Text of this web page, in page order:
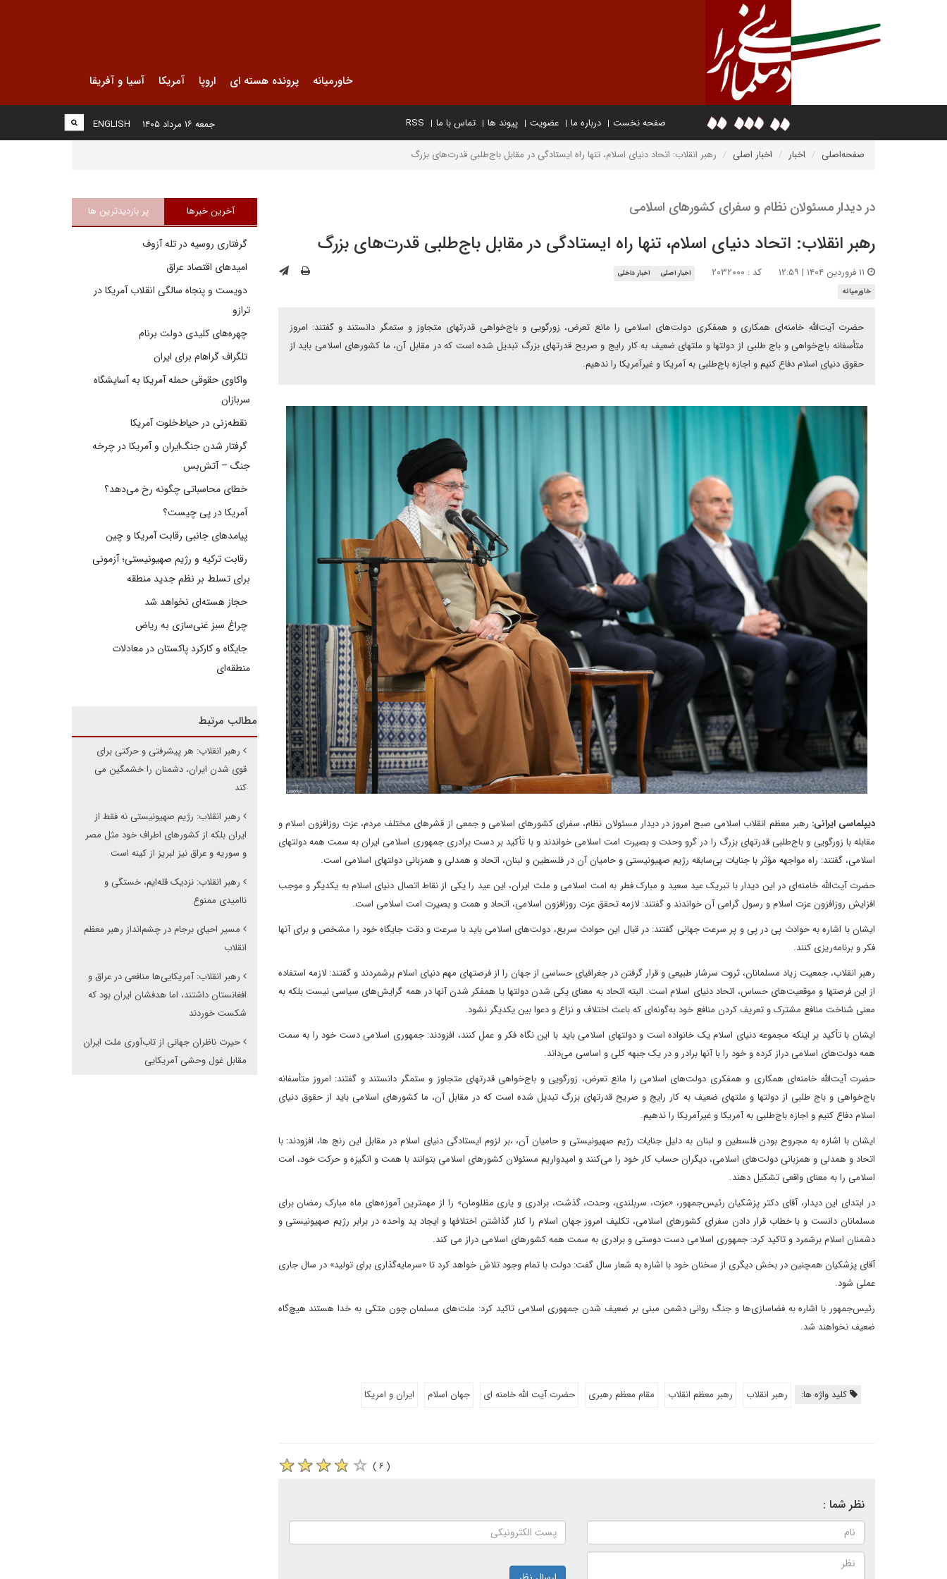
خاورمیانه پرونده هسته ای اروپا آمریکا آسیا و آفریقا
صفحه نخست درباره ما عضویت پیوند ها تماس با ما RSS
ENGLISH جمعه ۱۶ مرداد ۱۴۰۵
صفحه‌اصلی اخبار اخبار اصلی رهبر انقلاب: اتحاد دنیای اسلام، تنها راه ایستادگی در مقابل باج‌طلبی قدرت‌های بزرگ
در دیدار مسئولان نظام و سفرای کشورهای اسلامی
رهبر انقلاب: اتحاد دنیای اسلام، تنها راه ایستادگی در مقابل باج‌طلبی قدرت‌های بزرگ
کد : ۲۰۳۲۰۰۰ اخبار اصلی
اخبار داخلی
خاورمیانه
حضرت آیت‌الله خامنه‌ای همکاری و همفکری دولت‌های اسلامی را مانع تعرض، زورگویی و باج‌خواهی قدرتهای متجاوز و ستمگر دانستند و گفتند: امروز
متأسفانه باج‌خواهی و باج طلبی از دولتها و ملتهای ضعیف به کار رایج و صریح قدرتهای بزرگ تبدیل شده است که در مقابل آن، ما کشورهای اسلامی باید از
حقوق دنیای اسلام دفاع کنیم و اجازه باج‌طلبی به آمریکا و غیرآمریکا را ندهیم.
دیپلماسی ایرانی: رهبر معظم انقلاب اسلامی صبح امروز در دیدار مسئولان نظام، سفرای کشورهای اسلامی و جمعی از قشرهای مختلف مردم، عزت روزافزون اسلام و
مقابله با زورگویی و باج‌طلبی قدرتهای بزرگ را در گرو وحدت و بصیرت امت اسلامی خواندند و با تأکید بر دست برادری جمهوری اسلامی ایران به سمت همه دولتهای
اسلامی، گفتند: راه مواجهه مؤثر با جنایات بی‌سابقه رژیم صهیونیستی و حامیان آن در فلسطین و لبنان، اتحاد و همدلی و همزبانی دولتهای اسلامی است.
حضرت آیت‌الله خامنه‌ای در این دیدار با تبریک عید سعید و مبارک فطر به امت اسلامی و ملت ایران، این عید را یکی از نقاط اتصال دنیای اسلام به یکدیگر و موجب
افزایش روزافزون عزت اسلام و رسول گرامی آن خواندند و گفتند: لازمه تحقق عزت روزافزون اسلامی، اتحاد و همت و بصیرت امت اسلامی است.
ایشان با اشاره به حوادث پی در پی و پر سرعت جهانی گفتند: در قبال این حوادث سریع، دولت‌های اسلامی باید با سرعت و دقت جایگاه خود را مشخص و برای آنها
فکر و برنامه‌ریزی کنند.
رهبر انقلاب، جمعیت زیاد مسلمانان، ثروت سرشار طبیعی و قرار گرفتن در جغرافیای حساسی از جهان را از فرصتهای مهم دنیای اسلام برشمردند و گفتند: لازمه استفاده
از این فرصتها و موقعیت‌های حساس، اتحاد دنیای اسلام است. البته اتحاد به معنای یکی شدن دولتها یا همفکر شدن آنها در همه گرایش‌های سیاسی نیست بلکه به
معنی شناخت منافع مشترک و تعریف کردن منافع خود به‌گونه‌ای که باعث اختلاف و نزاع و دعوا بین یکدیگر نشود.
ایشان با تأکید بر اینکه مجموعه دنیای اسلام یک خانواده است و دولتهای اسلامی باید با این نگاه فکر و عمل کنند، افزودند: جمهوری اسلامی دست خود را به سمت
همه دولت‌های اسلامی دراز کرده و خود را با آنها برادر و در یک جبهه کلی و اساسی می‌داند.
حضرت آیت‌الله خامنه‌ای همکاری و همفکری دولت‌های اسلامی را مانع تعرض، زورگویی و باج‌خواهی قدرتهای متجاوز و ستمگر دانستند و گفتند: امروز متأسفانه
باج‌خواهی و باج طلبی از دولتها و ملتهای ضعیف به کار رایج و صریح قدرتهای بزرگ تبدیل شده است که در مقابل آن، ما کشورهای اسلامی باید از حقوق دنیای
اسلام دفاع کنیم و اجازه باج‌طلبی به آمریکا و غیرآمریکا را ندهیم.
ایشان با اشاره به مجروح بودن فلسطین و لبنان به دلیل جنایات رژیم صهیونیستی و حامیان آن، ،بر لزوم ایستادگی دنیای اسلام در مقابل این رنج ها، افزودند: با
اتحاد و همدلی و همزبانی دولت‌های اسلامی، دیگران حساب کار خود را می‌کنند و امیدواریم مسئولان کشورهای اسلامی بتوانند با همت و انگیزه و حرکت خود، امت
اسلامی را به معنای واقعی تشکیل دهند.
در ابتدای این دیدار، آقای دکتر پزشکیان رئیس‌جمهور، «عزت، سربلندی، وحدت، گذشت، برادری و یاری مظلومان» را از مهمترین آموزه‌های ماه مبارک رمضان برای
مسلمانان دانست و با خطاب قرار دادن سفرای کشورهای اسلامی، تکلیف امروز جهان اسلام را کنار گذاشتن اختلافها و ایجاد ید واحده در برابر رژیم صهیونیستی و
دشمنان اسلام برشمرد و تاکید کرد: جمهوری اسلامی دست دوستی و برادری به سمت همه کشورهای اسلامی دراز می کند.
آقای پزشکیان همچنین در بخش دیگری از سخنان خود با اشاره به شعار سال گفت: دولت با تمام وجود تلاش خواهد کرد تا «سرمایه‌گذاری برای تولید» در سال جاری
عملی شود.
رئیس‌جمهور با اشاره به فضاسازی‌ها و جنگ روانی دشمن مبنی بر ضعیف شدن جمهوری اسلامی تاکید کرد: ملت‌های مسلمان چون متکی به خدا هستند هیچ‌گاه
ضعیف نخواهند شد.
کلید واژه ها: رهبر انقلاب رهبر معظم انقلاب مقام معظم رهبری حضرت آیت الله خامنه ای جهان اسلام ایران و امریکا
( ۶ )
نظر شما :
آخرین خبرها پر بازدیدترین ها
گرفتاری روسیه در تله آزوف
امیدهای اقتصاد عراق
دویست و پنجاه سالگی انقلاب آمریکا در
ترازو
چهره‌های کلیدی دولت برنام
تلگراف گراهام برای ایران
واکاوی حقوقی حمله آمریکا به آسایشگاه
سربازان
نقطه‌زنی در حیاط‌خلوت آمریکا
گرفتار شدن جنگ‌ایران و آمریکا در چرخه
جنگ – آتش‌بس
خطای محاسباتی چگونه رخ می‌دهد؟
آمریکا در پی چیست؟
پیامدهای جانبی رقابت آمریکا و چین
رقابت ترکیه و رژیم صهیونیستی؛ آزمونی
برای تسلط بر نظم جدید منطقه
حجاز هسته‌ای نخواهد شد
چراغ سبز غنی‌سازی به ریاض
جایگاه و کارکرد پاکستان در معادلات
منطقه‌ای
مطالب مرتبط
رهبر انقلاب: هر پیشرفتی و حرکتی برای
قوی شدن ایران، دشمنان را خشمگین می
کند
رهبر انقلاب: رژیم صهیونیستی نه فقط از
ایران بلکه از کشورهای اطراف خود مثل مصر
و سوریه و عراق نیز لبریز از کینه است
رهبر انقلاب: نزدیک قله‌ایم، خستگی و
ناامیدی ممنوع
مسیر احیای برجام در چشم‌انداز رهبر معظم
انقلاب
رهبر انقلاب: آمریکایی‌ها منافعی در عراق و
افغانستان داشتند، اما هدفشان ایران بود که
شکست خوردند
حیرت ناظران جهانی از تاب‌آوری ملت ایران
مقابل غول وحشی آمریکایی